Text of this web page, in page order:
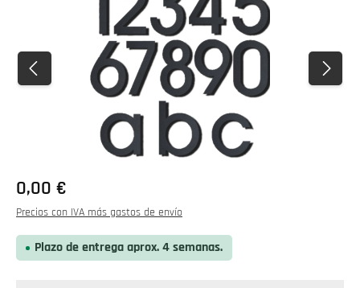
0,00 €
Precios con IVA más gastos de envío
Plazo de entrega aprox. 4 semanas.